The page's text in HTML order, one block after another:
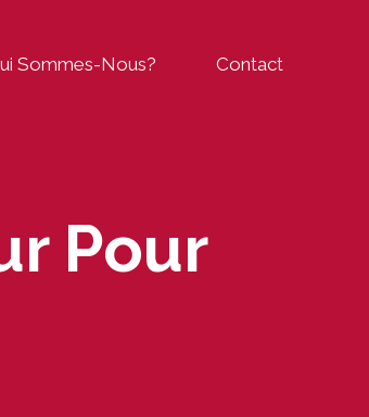
Sommes-Nous? Contact
Pour